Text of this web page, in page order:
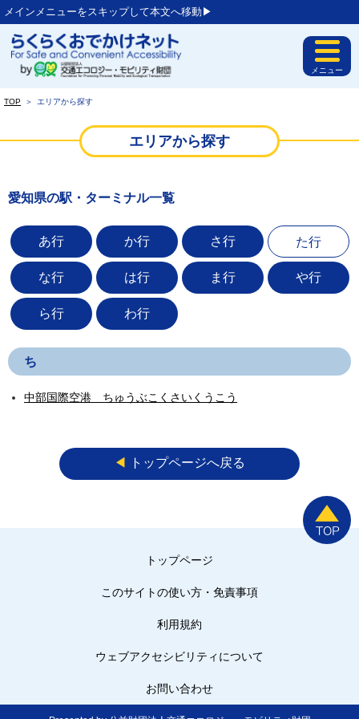
メインメニューをスキップして本文へ移動▶︎
メニュー
TOP ＞ エリアから探す
エリアから探す
愛知県の駅・ターミナル一覧
あ行 か行 さ行 た行
な行 は行 ま行 や行
ら行 わ行
ち
中部国際空港 ちゅうぶこくさいくうこう
◀︎ トップページへ戻る
トップページ
このサイトの使い方・免責事項
利用規約
ウェブアクセシビリティについて
お問い合わせ